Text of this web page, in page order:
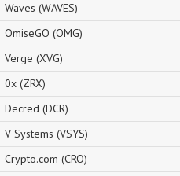
Waves (WAVES)
OmiseGO (OMG)
Verge (XVG)
0x (ZRX)
Decred (DCR)
V Systems (VSYS)
Crypto.com (CRO)